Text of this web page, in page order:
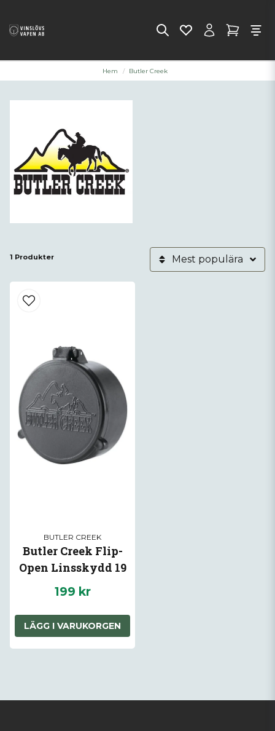
Hem Butler Creek
1 Produkter Mest populära
BUTLER CREEK
Butler Creek Flip-
Open Linsskydd 19
Obj 41,8mm
199 kr
LÄGG I VARUKORGEN